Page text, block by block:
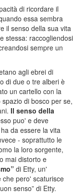
di ricordare il
essa sembra
il senso della sua vita
stessa: raccogliendosi
sempre un
agli ebrei di
di due o tre alberi è
un cartello con la
di bosco per se,
Il senso della
puo' e deve
da essere la vita
- soprattutto le
la loro sorgente,
mai distorto e
di Etty, un'
pero' scaturisce
senso” di Etty.